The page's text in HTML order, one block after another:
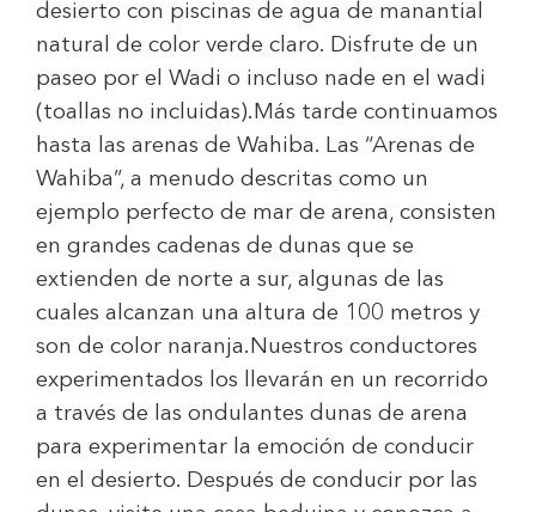
desierto con piscinas de agua de manantial
natural de color verde claro. Disfrute de un
paseo por el Wadi o incluso nade en el wadi
(toallas no incluidas).Más tarde continuamos
hasta las arenas de Wahiba. Las “Arenas de
Wahiba”, a menudo descritas como un
ejemplo perfecto de mar de arena, consisten
en grandes cadenas de dunas que se
extienden de norte a sur, algunas de las
cuales alcanzan una altura de 100 metros y
son de color naranja.Nuestros conductores
experimentados los llevarán en un recorrido
a través de las ondulantes dunas de arena
para experimentar la emoción de conducir
en el desierto. Después de conducir por las